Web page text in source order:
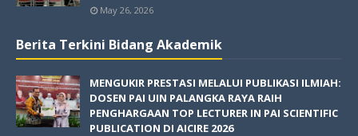
May 26, 2026
Berita Terkini Bidang Akademik
MENGUKIR PRESTASI MELALUI PUBLIKASI ILMIAH:
DOSEN PAI UIN PALANGKA RAYA RAIH
PENGHARGAAN TOP LECTURER IN PAI SCIENTIFIC
PUBLICATION DI AICIRE 2026